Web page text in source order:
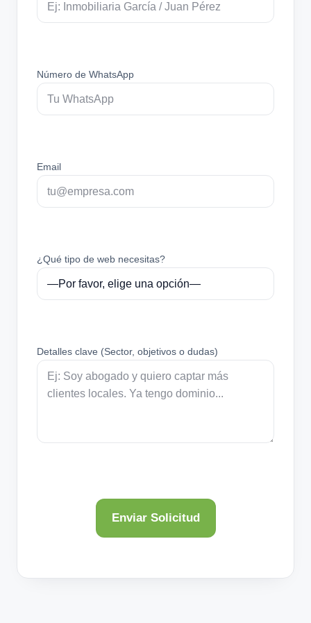
Número de WhatsApp
Email
¿Qué tipo de web necesitas?
Detalles clave (Sector, objetivos o dudas)